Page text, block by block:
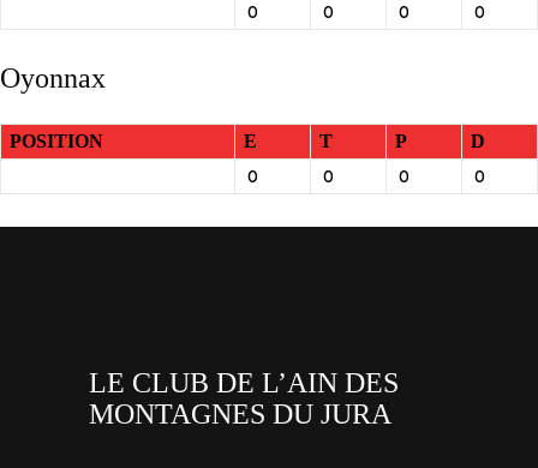
0 0 0 0
Oyonnax
POSITION E T P D
0 0 0 0
LE CLUB DE L’AIN DES
MONTAGNES DU JURA